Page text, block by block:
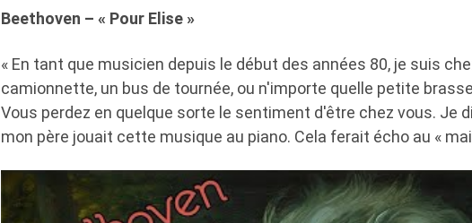
Beethoven – « Pour Elise »
« En tant que musicien depuis le début des années 80, je suis
camionnette, un bus de tournée, ou n'importe quelle petite
Vous perdez en quelque sorte le sentiment d'être chez vous. Je
mon père jouait cette musique au piano. Cela ferait écho au «